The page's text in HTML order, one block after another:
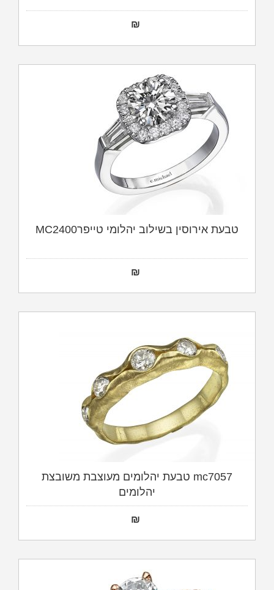
₪
טבעת אירוסין בשילוב יהלומי טייפרMC2400
₪
mc7057 טבעת יהלומים מעוצבת משובצת
יהלומים
₪